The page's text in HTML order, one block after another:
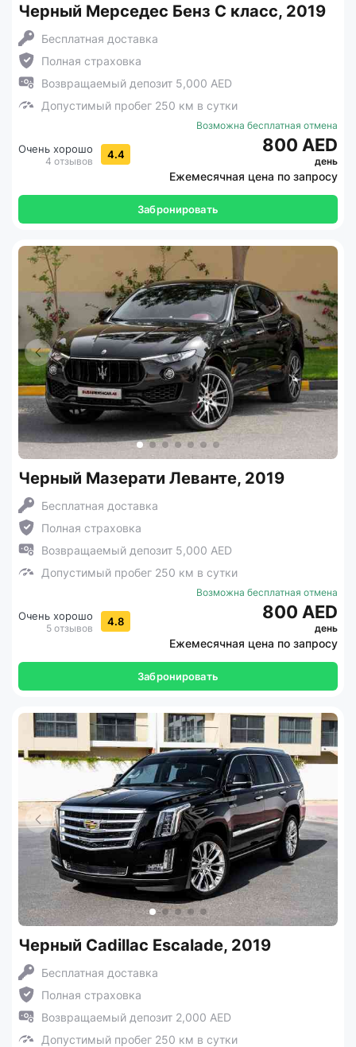
Черный Мерседес Бенз С класс, 2019
Бесплатная доставка
Полная страховка
Возвращаемый депозит 5,000 AED
Допустимый пробег 250 км в сутки
Очень хорошо
4 отзывов 4.4
Возможна бесплатная отмена
800 AED
день
Ежемесячная цена по запросу
Забронировать
Черный Мазерати Леванте, 2019
Бесплатная доставка
Полная страховка
Возвращаемый депозит 5,000 AED
Допустимый пробег 250 км в сутки
Очень хорошо
5 отзывов 4.8
Возможна бесплатная отмена
800 AED
день
Ежемесячная цена по запросу
Забронировать
Черный Cadillac Escalade, 2019
Бесплатная доставка
Полная страховка
Возвращаемый депозит 2,000 AED
Допустимый пробег 250 км в сутки